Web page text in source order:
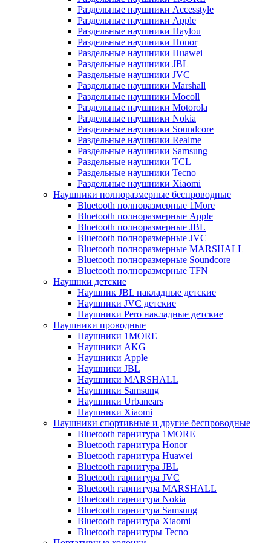
Раздельные наушники Accesstyle
Раздельные наушники Apple
Раздельные наушники Haylou
Раздельные наушники Honor
Раздельные наушники Huawei
Раздельные наушники JBL
Раздельные наушники JVC
Раздельные наушники Marshall
Раздельные наушники Mocoll
Раздельные наушники Motorola
Раздельные наушники Nokia
Раздельные наушники Soundcore
Раздельные наушники Realme
Раздельные наушники Samsung
Раздельные наушники TCL
Раздельные наушники Tecno
Раздельные наушники Xiaomi
Наушники полноразмерные беспроводные
Bluetooth полноразмерные 1More
Bluetooth полноразмерные Apple
Bluetooth полноразмерные JBL
Bluetooth полноразмерные JVC
Bluetooth полноразмерные MARSHALL
Bluetooth полноразмерные Soundcore
Bluetooth полноразмерные TFN
Наушнки детские
Наушник JBL накладные детские
Наушники JVC детские
Наушники Pero накладные детские
Наушники проводные
Наушники 1MORE
Наушники AKG
Наушники Apple
Наушники JBL
Наушники MARSHALL
Наушники Samsung
Наушники Urbanears
Наушники Xiaomi
Наушники спортивные и другие беспроводные
Bluetooth гарнитура 1MORE
Bluetooth гарнитура Honor
Bluetooth гарнитура Huawei
Bluetooth гарнитура JBL
Bluetooth гарнитура JVC
Bluetooth гарнитура MARSHALL
Bluetooth гарнитура Nokia
Bluetooth гарнитура Samsung
Bluetooth гарнитура Xiaomi
Bluetooth гарнитуры Tecno